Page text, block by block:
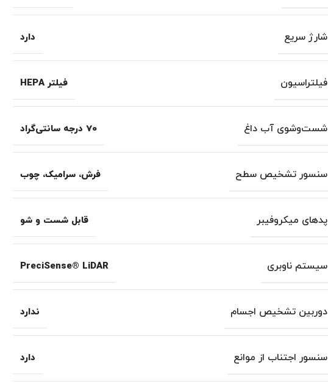
شارژ سریع دارد
فیلتراسیون فیلتر HEPA
شست‌وشوی آب داغ 70 درجه سانتی‌گراد
سنسور تشخیص سطح فرش، سرامیک، چوب
پدهای میکروفیبر قابل شست و شو
سیستم ناوبری PreciSense® LiDAR
دوربین تشخیص اجسام ندارد
سنسور اجتناب از موانع دارد